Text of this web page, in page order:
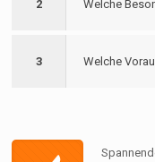
2 Welche
3 Welche